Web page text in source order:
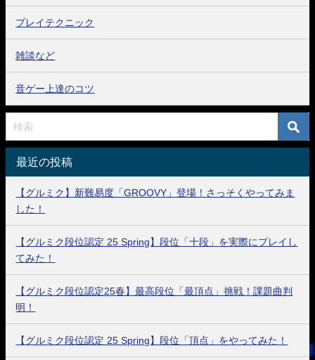
プレイテクニック
雑談など
音ゲー上達のコツ
最近の投稿
【グルミク】新難易度「GROOVY」登場！さっそくやってみま
した！
【グルミク段位認定 25 Spring】段位「十段」を実際にプレイし
てみた！
【グルミク段位認定25春】最高段位「最頂点」挑戦！課題曲判
明！
【グルミク段位認定 25 Spring】段位「頂点」をやってみた！